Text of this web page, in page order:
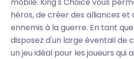
héros, de créer des alliances et
ennemis à la guerre. En tant
disposez d'un large éventail de
un jeu idéal pour les joueurs qui